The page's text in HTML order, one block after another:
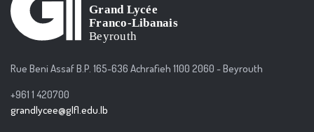
Rue Beni Assaf B.P. 165-636 Achrafieh 1100 2060 - Beyrouth
+961 1 420700
grandlycee@glfl.edu.lb